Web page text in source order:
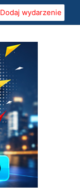
Dodaj wydarzenie